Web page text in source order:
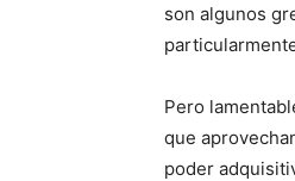
son algunos
Pero
que
poder